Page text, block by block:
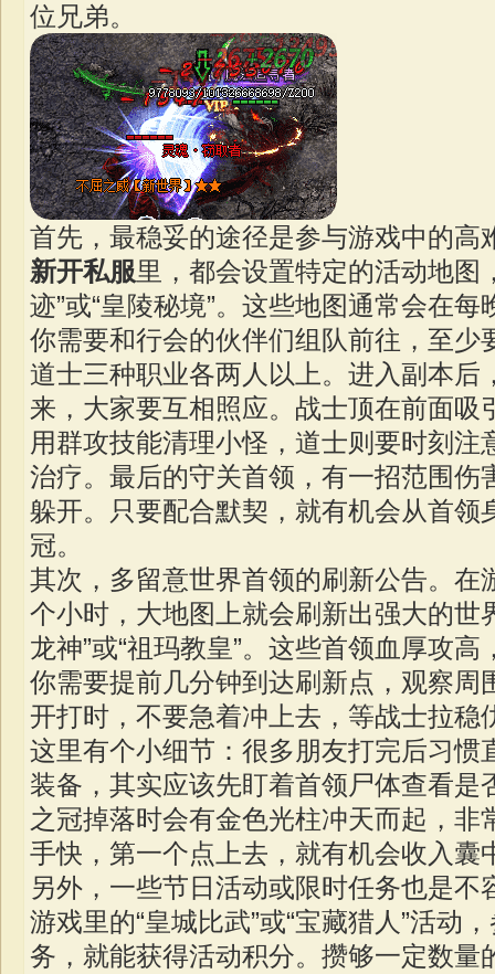
位兄弟。
首先，最稳妥的途径是参与游戏中的高
新开私服里，都会设置特定的活动地图
迹”或“皇陵秘境”。这些地图通常会在
你需要和行会的伙伴们组队前往，至少
道士三种职业各两人以上。进入副本后
来，大家要互相照应。战士顶在前面吸
用群攻技能清理小怪，道士则要时刻注
治疗。最后的守关首领，有一招范围伤
躲开。只要配合默契，就有机会从首领
冠。
其次，多留意世界首领的刷新公告。在
个小时，大地图上就会刷新出强大的世
龙神”或“祖玛教皇”。这些首领血厚攻
你需要提前几分钟到达刷新点，观察周
开打时，不要急着冲上去，等战士拉稳
这里有个小细节：很多朋友打完后习惯
装备，其实应该先盯着首领尸体查看是
之冠掉落时会有金色光柱冲天而起，非
手快，第一个点上去，就有机会收入囊
另外，一些节日活动或限时任务也是不
游戏里的“皇城比武”或“宝藏猎人”活动
务，就能获得活动积分。攒够一定数量